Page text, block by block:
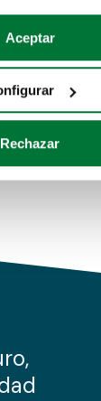
sobre su
sobre cómo
haga del
sociales,
Aceptar
Rechazar